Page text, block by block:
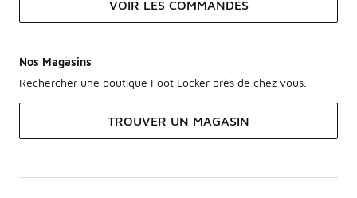
VOIR LES COMMANDES
Nos Magasins
Rechercher une boutique Foot Locker près de chez vous.
TROUVER UN MAGASIN